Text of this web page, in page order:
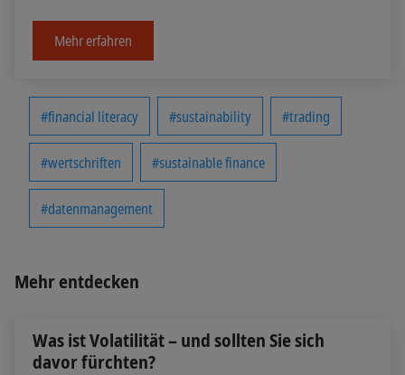
Mehr erfahren
#financial literacy #sustainability #trading
#wertschriften #sustainable finance
#datenmanagement
Mehr entdecken
Was ist Volatilität – und sollten Sie sich
davor fürchten?